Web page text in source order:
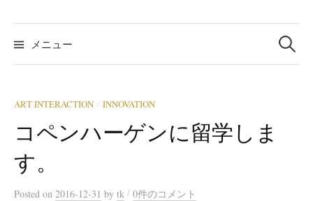
ス
キ
ロ
い
て
メニュー
検
索:
ART INTERACTION / INNOVATION
コペンハーゲンに留学しま
す。
Posted on 2016-12-31 by tk / 0件のコメント